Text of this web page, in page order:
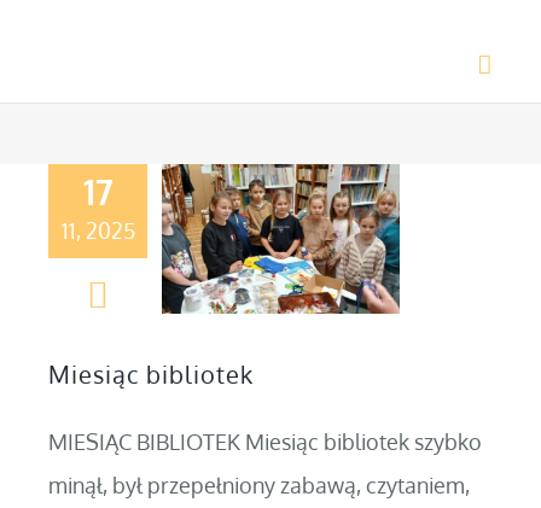
17
11, 2025
Miesiąc
bibliotek
Miesiąc bibliotek
MIESIĄC BIBLIOTEK Miesiąc bibliotek szybko
minął, był przepełniony zabawą, czytaniem,